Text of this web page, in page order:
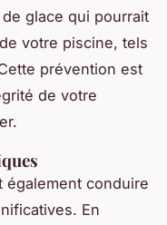
glace qui pourrait
votre piscine, tels
prévention est
de votre
conduire
En